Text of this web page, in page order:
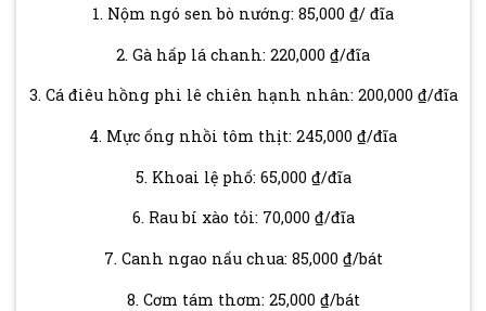
1. Nộm ngó sen bò nướng: 85,000 ₫/ đĩa
2. Gà hấp lá chanh: 220,000 ₫/đĩa
3. Cá điêu hồng phi lê chiên hạnh nhân: 200,000 ₫/đĩa
4. Mực ống nhồi tôm thịt: 245,000 ₫/đĩa
5. Khoai lệ phố: 65,000 ₫/đĩa
6. Rau bí xào tỏi: 70,000 ₫/đĩa
7. Canh ngao nấu chua: 85,000 ₫/bát
8. Cơm tám thơm: 25,000 ₫/bát